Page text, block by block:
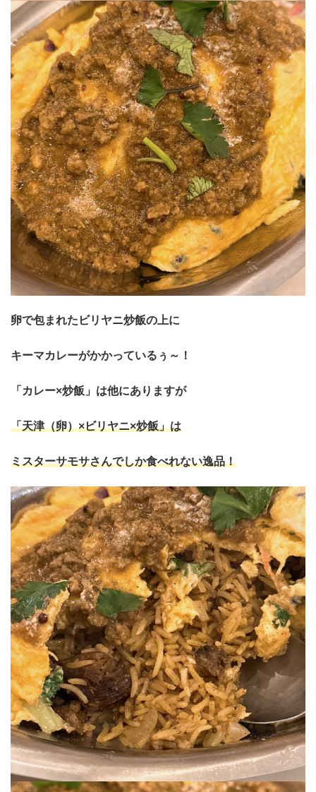
卵で包まれたビリヤニ炒飯の上に
キーマカレーがかかっているぅ～！
「カレー×炒飯」は他にありますが
「天津（卵）×ビリヤニ×炒飯」は
ミスターサモサさんでしか食べれない逸品！